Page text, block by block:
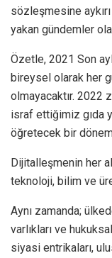
sözleşmesine
yakan gündemler
Özetle, 2021 Son
bireysel olarak her
olmayacaktır. 2022
israf ettiğimiz gıda
öğretecek bir
Dijitalleşmenin her
teknoloji, bilim ve
Aynı zamanda;
varlıkları ve
siyasi entrikaları,